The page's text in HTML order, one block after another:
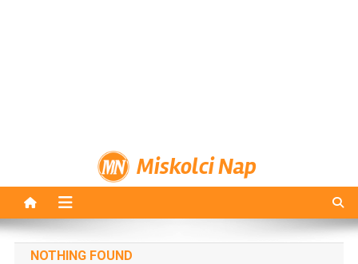
Miskolci Nap
NOTHING FOUND